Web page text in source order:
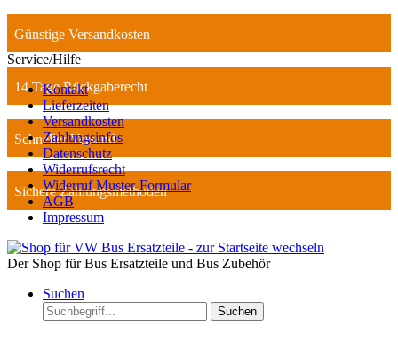
Günstige Versandkosten
14 Tage Rückgaberecht
Schneller Versand
Sichere Zahlungsmethoden
Service/Hilfe
Kontakt
Lieferzeiten
Versandkosten
Zahlungsinfos
Datenschutz
Widerrufsrecht
Widerruf Muster-Formular
AGB
Impressum
Der Shop für Bus Ersatzteile und Bus Zubehör
Suchen
Suchen